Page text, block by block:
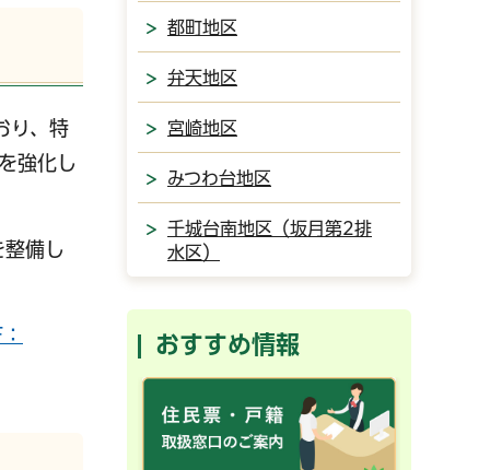
り、特
強化し
備し
都町地区
弁天地区
宮崎地区
みつわ台地区
千城台南地区（坂月第2排
水区）
おすすめ情報